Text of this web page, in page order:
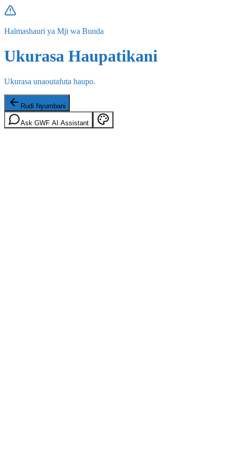
Halmashauri ya Mji wa Bunda
Ukurasa Haupatikani
Ukurasa unaoutafuta haupo.
Rudi Nyumbani
Ask GWF AI Assistant